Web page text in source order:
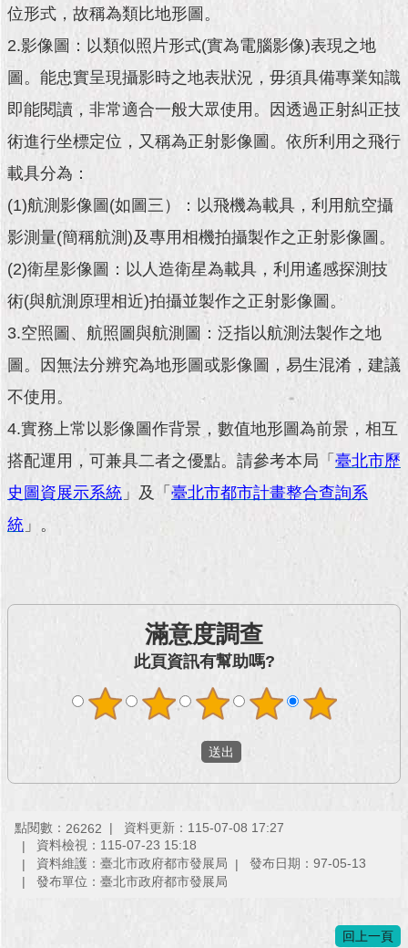
政
料
館
發
現
臺
北
動
主
題
館
與
民
動
活
動
主
館
問
即
位形式，故稱為類比地形圖。
2.影像圖：以類似照片形式(實為電腦影像)表現之地
圖。能忠實呈現攝影時之地表狀況，毋須具備專業知識
即能閱讀，非常適合一般大眾使用。因透過正射糾正技
術進行坐標定位，又稱為正射影像圖。依所利用之飛行
載具分為：
(1)航測影像圖(如圖三）：以飛機為載具，利用航空攝
影測量(簡稱航測)及專用相機拍攝製作之正射影像圖。
(2)衛星影像圖：以人造衛星為載具，利用遙感探測技
術(與航測原理相近)拍攝並製作之正射影像圖。
3.空照圖、航照圖與航測圖：泛指以航測法製作之地
圖。因無法分辨究為地形圖或影像圖，易生混淆，建議
不使用。
4.實務上常以影像圖作背景，數值地形圖為前景，相互
搭配運用，可兼具二者之優點。請參考本局「 臺北市歷
史圖資展示系統 」及「 臺北市都市計畫整合查詢系
統 」。
滿意度調查
此頁資訊有幫助嗎?
點閱數： 26262
資料更新：115-07-08 17:27
資料檢視：115-07-23 15:18
資料維護：臺北市政府都市發展局
發布日期：97-05-13
發布單位：臺北市政府都市發展局
回上一頁